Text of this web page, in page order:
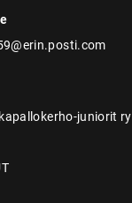
juniorit ry